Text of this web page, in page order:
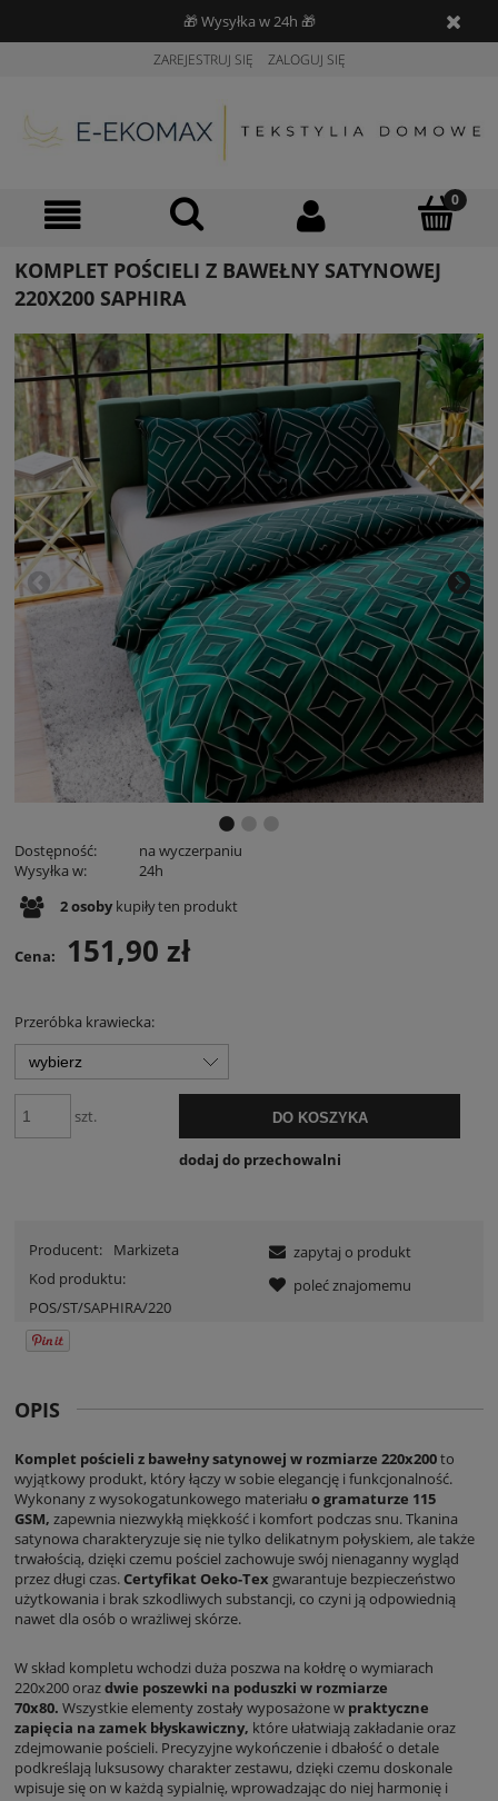
🎁 Wysyłka w 24h 🎁
ZAREJESTRUJ SIĘ ZALOGUJ SIĘ
KOMPLET POŚCIELI Z BAWEŁNY SATYNOWEJ
220X200 SAPHIRA
Dostępność:
na wyczerpaniu
Wysyłka w:
24h
2osoby kupiłyten produkt
Cena: 151,90 zł
Przeróbka krawiecka:
szt. DO KOSZYKA
dodaj do przechowalni
Producent:
Markizeta
Kod produktu:
POS/ST/SAPHIRA/220
zapytaj o produkt
poleć znajomemu
OPIS
Komplet pościeli z bawełny satynowej w rozmiarze 220x200to
wyjątkowy produkt, który łączy w sobie elegancję i funkcjonalność.
Wykonany z wysokogatunkowego materiału o gramaturze 115
GSM, zapewnia niezwykłą miękkość i komfort podczas snu. Tkanina
satynowa charakteryzuje się nie tylko delikatnym połyskiem, ale także
trwałością, dzięki czemu pościel zachowuje swój nienaganny wygląd
przez długi czas. Certyfikat Oeko-Tex gwarantuje bezpieczeństwo
użytkowania i brak szkodliwych substancji, co czyni ją odpowiednią
nawet dla osób o wrażliwej skórze.
W skład kompletu wchodzi duża poszwa na kołdrę o wymiarach
220x200 orazdwie poszewki na poduszki w rozmiarze
70x80. Wszystkie elementy zostały wyposażone w praktyczne
zapięcia na zamek błyskawiczny, które ułatwiają zakładanie oraz
zdejmowanie pościeli. Precyzyjne wykończenie i dbałość o detale
podkreślają luksusowy charakter zestawu, dzięki czemu doskonale
wpisuje się on w każdą sypialnię, wprowadzając do niej harmonię i